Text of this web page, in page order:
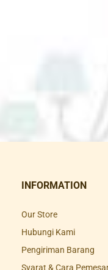
INFORMATION
Our Store
Hubungi Kami
Pengiriman Barang
Syarat & Cara